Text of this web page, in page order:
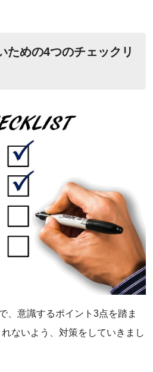
ための4つのチェックリ
、意識するポイント3点を踏ま
ないよう、対策をしていきまし